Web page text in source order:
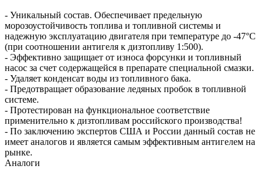
- Уникальный состав. Обеспечивает предельную
морозоустойчивость топлива и топливной системы и
надежную эксплуатацию двигателя при температуре до -47°С
(при соотношении антигеля к дизтопливу 1:500).
- Эффективно защищает от износа форсунки и топливный
насос за счет содержащейся в препарате специальной смазки.
- Удаляет конденсат воды из топливного бака.
- Предотвращает образование ледяных пробок в топливной
системе.
- Протестирован на функциональное соответствие
применительно к дизтопливам российского производства!
- По заключению экспертов США и России данный состав не
имеет аналогов и является самым эффективным антигелем на
рынке.
Аналоги